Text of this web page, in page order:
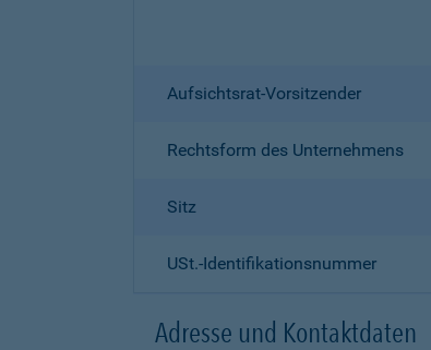
Aufsichtsrat-Vorsitzender
Rechtsform des Unternehmens
Sitz
USt.-Identifikationsnummer
Adresse und Kontaktdaten